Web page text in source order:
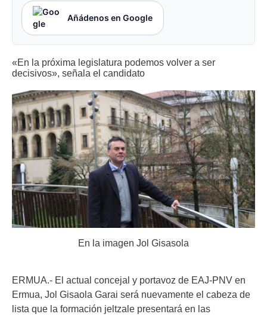
Añádenos en Google
«En la próxima legislatura podemos volver a ser
decisivos», señala el candidato
En la imagen Jol Gisasola
ERMUA.- El actual concejal y portavoz de EAJ-PNV en
Ermua, Jol Gisaola Garai será nuevamente el cabeza de
lista que la formación jeltzale presentará en las